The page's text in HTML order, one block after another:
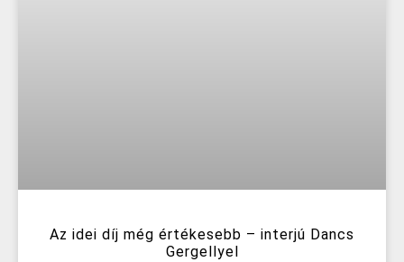
Az idei díj még értékesebb – interjú Dancs
Gergellyel